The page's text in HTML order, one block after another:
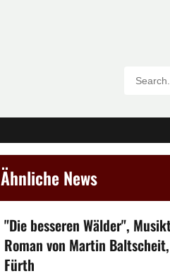
Ähnliche News
"Die besseren Wälder",
Roman von Martin
Fürth